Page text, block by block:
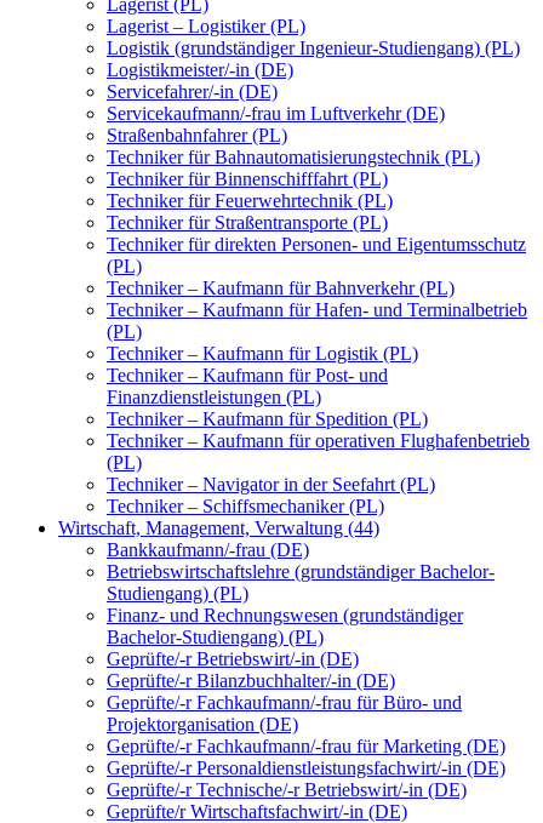
Lagerist (PL)
Lagerist – Logistiker (PL)
Logistik (grundständiger Ingenieur-Studiengang) (PL)
Logistikmeister/-in (DE)
Servicefahrer/-in (DE)
Servicekaufmann/-frau im Luftverkehr (DE)
Straßenbahnfahrer (PL)
Techniker für Bahnautomatisierungstechnik (PL)
Techniker für Binnenschifffahrt (PL)
Techniker für Feuerwehrtechnik (PL)
Techniker für Straßentransporte (PL)
Techniker für direkten Personen- und Eigentumsschutz
(PL)
Techniker – Kaufmann für Bahnverkehr (PL)
Techniker – Kaufmann für Hafen- und Terminalbetrieb
(PL)
Techniker – Kaufmann für Logistik (PL)
Techniker – Kaufmann für Post- und
Finanzdienstleistungen (PL)
Techniker – Kaufmann für Spedition (PL)
Techniker – Kaufmann für operativen Flughafenbetrieb
(PL)
Techniker – Navigator in der Seefahrt (PL)
Techniker – Schiffsmechaniker (PL)
Wirtschaft, Management, Verwaltung (44)
Bankkaufmann/-frau (DE)
Betriebswirtschaftslehre (grundständiger Bachelor-
Studiengang) (PL)
Finanz- und Rechnungswesen (grundständiger
Bachelor-Studiengang) (PL)
Geprüfte/-r Betriebswirt/-in (DE)
Geprüfte/-r Bilanzbuchhalter/-in (DE)
Geprüfte/-r Fachkaufmann/-frau für Büro- und
Projektorganisation (DE)
Geprüfte/-r Fachkaufmann/-frau für Marketing (DE)
Geprüfte/-r Personaldienstleistungsfachwirt/-in (DE)
Geprüfte/-r Technische/-r Betriebswirt/-in (DE)
Geprüfte/r Wirtschaftsfachwirt/-in (DE)